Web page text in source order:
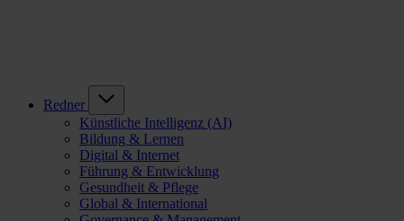
Redner
Künstliche Intelligenz (AI)
Bildung & Lernen
Digital & Internet
Führung & Entwicklung
Gesundheit & Pflege
Global & International